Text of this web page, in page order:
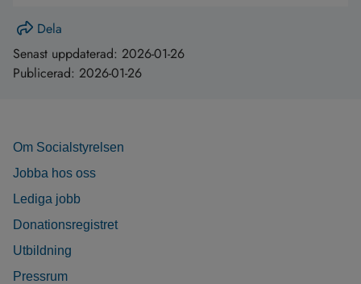
Dela
Senast uppdaterad: 2026-01-26
Publicerad: 2026-01-26
Om Socialstyrelsen
Jobba hos oss
Lediga jobb
Donationsregistret
Utbildning
Pressrum